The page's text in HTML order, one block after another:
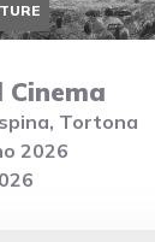
Cinema
Tortona
2026